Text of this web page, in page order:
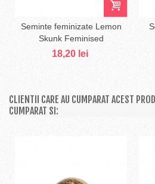
Seminte feminizate Lemon
Skunk Feminised
18,20 lei
CLIENTII CARE AU CUMPARAT ACEST
CUMPARAT SI: